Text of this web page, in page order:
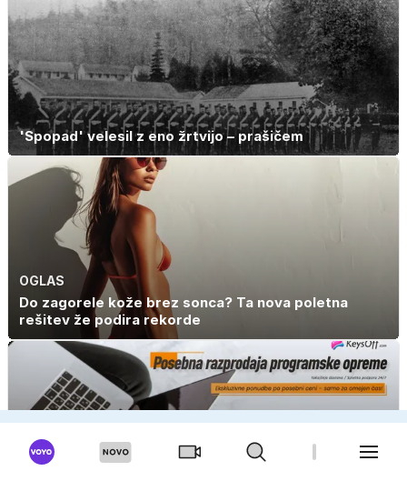
'Spopad' velesil z eno žrtvijo – prašičem
OGLAS
Do zagorele kože brez sonca? Ta nova poletna
rešitev že podira rekorde
OGLAS